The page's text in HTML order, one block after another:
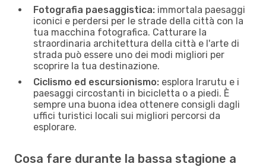
Fotografia paesaggistica: immortala paesaggi
iconici e perdersi per le strade della città con la
tua macchina fotografica. Catturare la
straordinaria architettura della città e l'arte di
strada può essere uno dei modi migliori per
scoprire la tua destinazione.
Ciclismo ed escursionismo: esplora Irarutu e i
paesaggi circostanti in bicicletta o a piedi. È
sempre una buona idea ottenere consigli dagli
uffici turistici locali sui migliori percorsi da
esplorare.
Cosa fare durante la bassa stagione a